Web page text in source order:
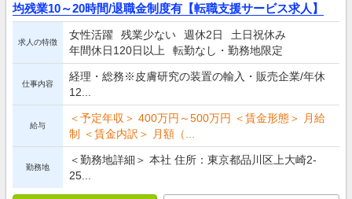
均残業10～20時間/退職金制度有【転職支援サービス求人】
求人の特徴
女性活躍 残業少ない 週休2日
土日祝休み
年間休日120日以上
転勤なし・勤務地限定
仕事内容
経理・総務※皮膚研究の装置の輸入・販売企業/年休
12...
給与
＜予定年収＞ 400万円～500万円 ＜賃金形態＞ 月給
制 ＜賃金内訳＞ 月額（...
勤務地
＜勤務地詳細＞ 本社 住所：東京都品川区上大崎2-
25...